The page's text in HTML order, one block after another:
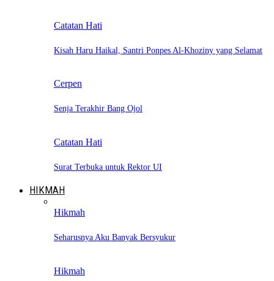
Catatan Hati
Kisah Haru Haikal, Santri Ponpes Al-Khoziny yang Selamat
Cerpen
Senja Terakhir Bang Ojol
Catatan Hati
Surat Terbuka untuk Rektor UI
HIKMAH
Hikmah
Seharusnya Aku Banyak Bersyukur
Hikmah